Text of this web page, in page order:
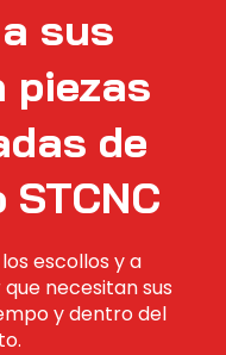
sus
piezas
de
escollos y a
necesitan sus
y dentro del